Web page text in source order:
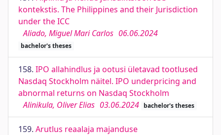
kontekstis. The Philippines and their Jurisdiction
under the ICC
Aliado, Miguel Mari Carlos 06.06.2024
bachelor's theses
158. IPO allahindlus ja ootusi ületavad tootlused
Nasdaq Stockholm näitel. IPO underpricing and
abnormal returns on Nasdaq Stockholm
Alinikula, Oliver Elias 03.06.2024 bachelor's theses
159. Arutlus reaalaja majanduse